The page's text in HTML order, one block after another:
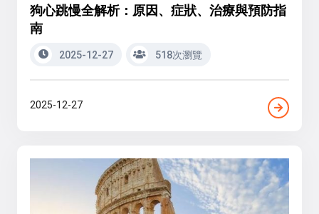
狗心跳慢全解析：原因、症狀、治療與預防指
南
2025-12-27 518次瀏覽
2025-12-27